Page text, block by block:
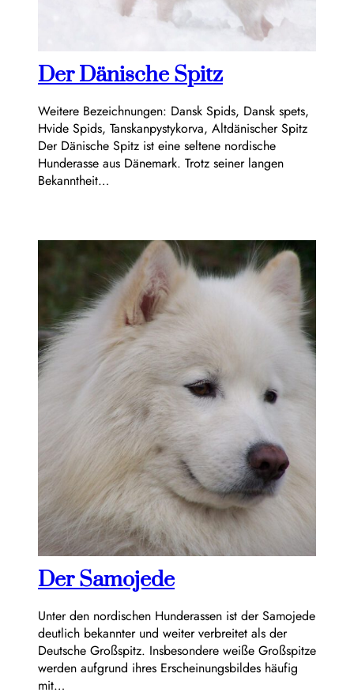
Der Dänische Spitz
Weitere Bezeichnungen: Dansk Spids, Dansk spets,
Hvide Spids, Tanskanpystykorva, Altdänischer Spitz
Der Dänische Spitz ist eine seltene nordische
Hunderasse aus Dänemark. Trotz seiner langen
Bekanntheit…
Der Samojede
Unter den nordischen Hunderassen ist der Samojede
deutlich bekannter und weiter verbreitet als der
Deutsche Großspitz. Insbesondere weiße Großspitze
werden aufgrund ihres Erscheinungsbildes häufig
mit…